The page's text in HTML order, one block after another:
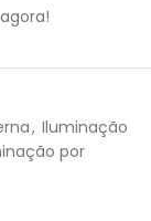
, Iluminação
por